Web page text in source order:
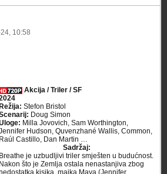
10:58
Akcija / Triler / SF
Režija: Stefon Bristol
Doug Simon
Milla Jovovich, Sam Worthington,
Hudson, Quvenzhané Wallis, Common,
Raúl Castillo, Dan Martin …
Sadržaj:
Breathe je uzbudljivi triler smješten u budućnost.
Nakon što je Zemlja ostala nenastanjiva zbog
kisika, majka Maya (Jennifer